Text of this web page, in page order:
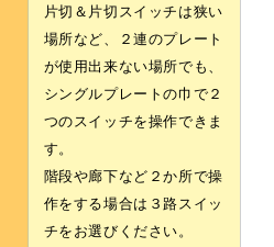
片切＆片切スイッチは狭い
場所など、２連のプレート
が使用出来ない場所でも、
シングルプレートの巾で２
つのスイッチを操作できま
す。
階段や廊下など２か所で操
作をする場合は３路スイッ
チをお選びください。